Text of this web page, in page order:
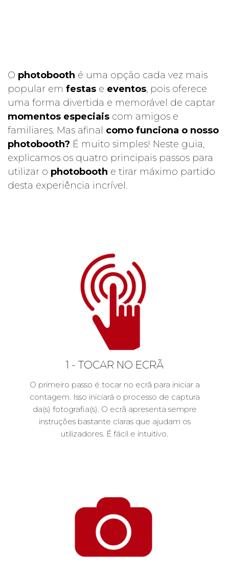
O photobooth é uma opção cada vez mais
popular em festas e eventos, pois oferece
uma forma divertida e memorável de captar
momentos especiais com amigos e
familiares. Mas afinal como funciona o nosso
photobooth? É muito simples! Neste guia,
explicamos os quatro principais passos para
utilizar o photobooth e tirar máximo partido
desta experiência incrível.
1 - TOCAR NO ECRÃ
O primeiro passo é tocar no ecrã para iniciar a
contagem. Isso iniciará o processo de captura
da(s) fotografia(s). O ecrã apresenta sempre
instruções bastante claras que ajudam os
utilizadores. É fácil e intuitivo.